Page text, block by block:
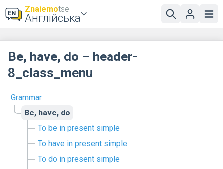
Znaiemotse
Англійська
Grammar
Be, have, do
To be in present simple
To have in present simple
To do in present simple
Be, have, do – header-
8_class_menu